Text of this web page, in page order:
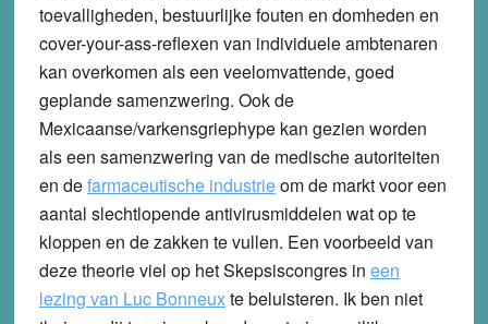
toevalligheden, bestuurlijke fouten en domheden en
cover-your-ass-reflexen van individuele ambtenaren
kan overkomen als een veelomvattende, goed
geplande samenzwering. Ook de
Mexicaanse/varkensgriephype kan gezien worden
als een samenzwering van de medische autoriteiten
en defarmaceutische industrieom de markt voor een
aantal slechtlopende antivirusmiddelen wat op te
kloppen en de zakken te vullen. Een voorbeeld van
deze theorie viel op het Skepsiscongres in een
lezing van Luc Bonneuxte beluisteren. Ik ben niet